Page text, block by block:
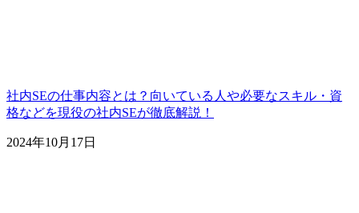
社内SEの仕事内容とは？向いている人や必要なスキル・資
格などを現役の社内SEが徹底解説！
2024年10月17日